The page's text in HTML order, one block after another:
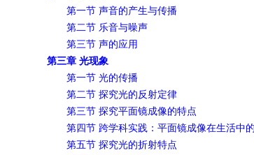
第一节 声音的产生与传播
第二节 乐音与噪声
第三节 声的应用
第三章 光现象
第一节 光的传播
第二节 探究光的反射定律
第三节 探究平面镜成像的特点
第四节 跨学科实践：平面镜成像在生活中
第五节 探究光的折射特点